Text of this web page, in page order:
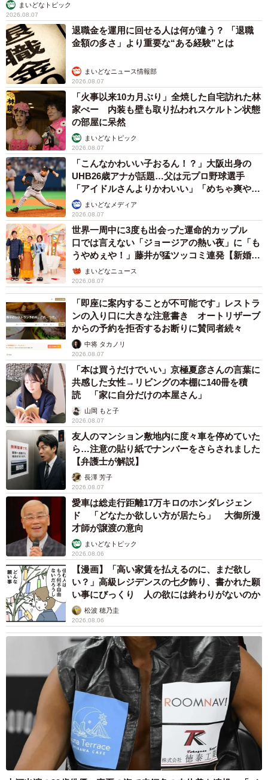
まいどなトピック
2026.08.07
退職金を運用に回せる人は何が違う？ 「退職
金額の多さ」より重要な“ある経験”とは
まいどなニュース情報部
2026.08.07
「火事以来10カ月ぶり」全焼した自宅訪れた林
家ぺー 内装も壁も取り払われスケルトン状態
の部屋に呆然
まいどなトピック
2026.08.07
「こんなかわいい子おるん！？」大阪出身の
UHB26歳アナが話題…父は元プロ野球選手
「アイドルさんよりかわいい」「めちゃ爽や
か」まいどなメディア
2026.08.07
世界一周中に3度も出会った運命的カップル
口では言えない「ジョージアの熱い夜」に「も
うやめぇや！」藤井が猛ツッコミ連発【新婚さ
ん】まいどなニュース
2026.08.07
「即座に案内することが不可能です」レストラ
ンの入り口に大きな注意書き オートリザーブ
からの予約を拒否するお断りに賛同者続々
中将 タカノリ
2026.08.07
「本は買うだけでいい」京極夏彦さんの言葉に
共感した女性→リビングの本棚に140冊を積
読 「家に自分だけの本屋さん」
山岡 もと子
2026.08.07
友人のマンション敷地内に度々車を停めていた
ら…注意の貼り紙でナンバーをさらされました
【弁護士が解説】
長澤 芳子
2026.08.07
愛車は総走行距離17万キロのホンダレジェン
ド 「どなたか欲しい方が居たら」 大御所漫
才師が譲渡の意向
まいどなトピック
2026.08.06
【漫画】「高い家賃を払えるのに、まだ欲し
い？」高級レジデンスの七夕飾り、書かれた願
い事にびっくり 人の欲には終わりがないのか
松波 穂乃圭
2026.08.06